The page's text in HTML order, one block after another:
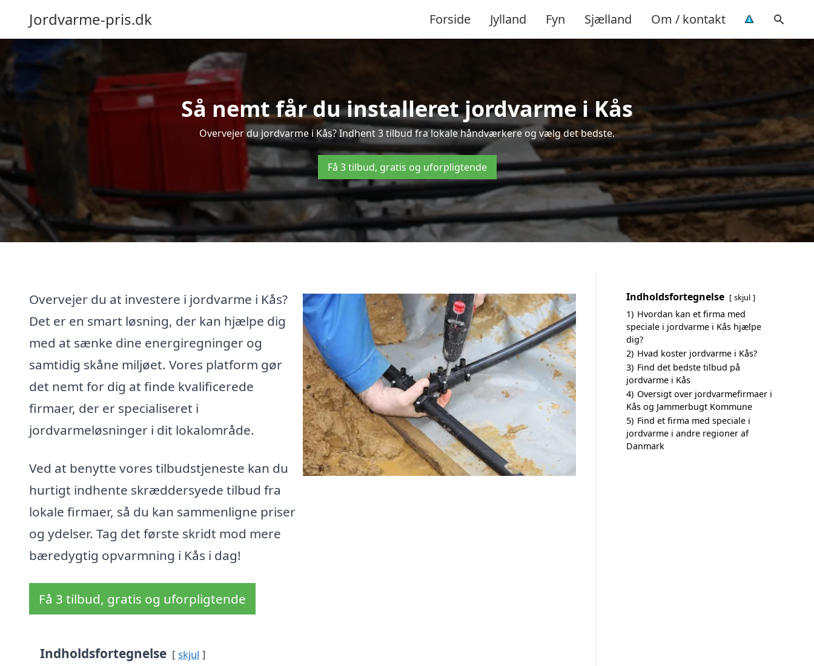
Jordvarme-pris.dk Forside Jylland Fyn Sjælland Om / kontakt
Så nemt får du installeret jordvarme i Kås
Overvejer du jordvarme i Kås? Indhent 3 tilbud fra lokale håndværkere og vælg det bedste.
Få 3 tilbud, gratis og uforpligtende
Overvejer du at investere i jordvarme i Kås?
Det er en smart løsning, der kan hjælpe dig
med at sænke dine energiregninger og
samtidig skåne miljøet. Vores platform gør
det nemt for dig at finde kvalificerede
firmaer, der er specialiseret i
jordvarmeløsninger i dit lokalområde.
Ved at benytte vores tilbudstjeneste kan du
hurtigt indhente skræddersyede tilbud fra
lokale firmaer, så du kan sammenligne priser
og ydelser. Tag det første skridt mod mere
bæredygtig opvarmning i Kås i dag!
Få 3 tilbud, gratis og uforpligtende
Indholdsfortegnelse skjul
Indholdsfortegnelse skjul
1) Hvordan kan et firma med
speciale i jordvarme i Kås hjælpe
dig?
2) Hvad koster jordvarme i Kås?
3) Find det bedste tilbud på
jordvarme i Kås
4) Oversigt over jordvarmefirmaer i
Kås og Jammerbugt Kommune
5) Find et firma med speciale i
jordvarme i andre regioner af
Danmark